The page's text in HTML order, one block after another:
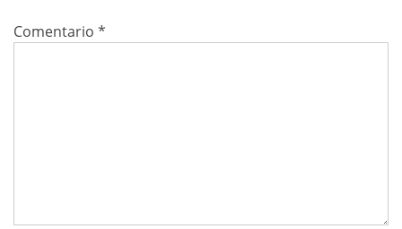
Comentario *